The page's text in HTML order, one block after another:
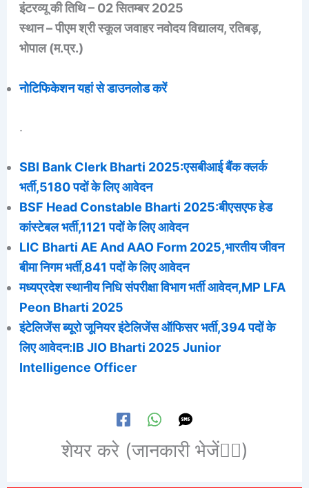
इंटरव्यू की तिथि – 02 सितम्बर 2025
स्थान – पीएम श्री स्कूल जवाहर नवोदय विद्यालय, रतिबड़,
भोपाल (म.प्र.)
नोटिफिकेशन यहां से डाउनलोड करें
.
SBI Bank Clerk Bharti 2025:एसबीआई बैंक क्लर्क
भर्ती,5180 पदों के लिए आवेदन
BSF Head Constable Bharti 2025:बीएसएफ हेड
कांस्टेबल भर्ती,1121 पदों के लिए आवेदन
LIC Bharti AE And AAO Form 2025,भारतीय जीवन
बीमा निगम भर्ती,841 पदों के लिए आवेदन
मध्‍यप्रदेश स्‍थानीय निधि संपरीक्षा विभाग भर्ती आवेदन,MP LFA
Peon Bharti 2025
इंटेलिजेंस ब्यूरो जूनियर इंटेलिजेंस ऑफिसर भर्ती,394 पदों के
लिए आवेदन:IB JIO Bharti 2025 Junior
Intelligence Officer
शेयर करे (जानकारी भेजें👆🏻)